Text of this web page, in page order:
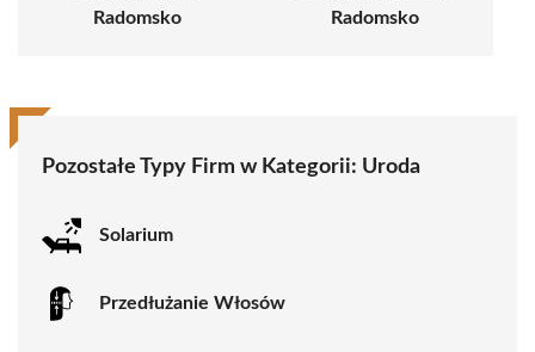
Radomsko
Radomsko
Pozostałe Typy Firm w Kategorii: Uroda
Solarium
Przedłużanie Włosów